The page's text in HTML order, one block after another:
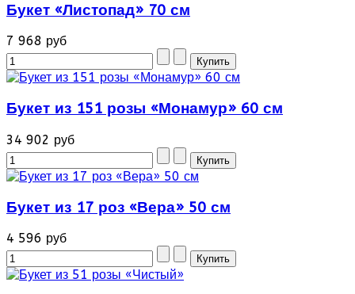
Букет «Листопад» 70 см
7 968 руб
Букет из 151 розы «Монамур» 60 см
34 902 руб
Букет из 17 роз «Вера» 50 см
4 596 руб